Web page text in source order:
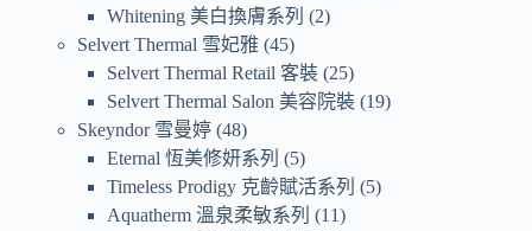
Whitening 美白換膚系列
2
Selvert Thermal 雪妃雅 45
Selvert Thermal Retail 客裝 25
Selvert Thermal Salon 美容院裝 19
Skeyndor 雪曼婷 48
Eternal 恆美修妍系列
5
Timeless Prodigy 克齡賦活系列
5
Aquatherm 溫泉柔敏系列
11